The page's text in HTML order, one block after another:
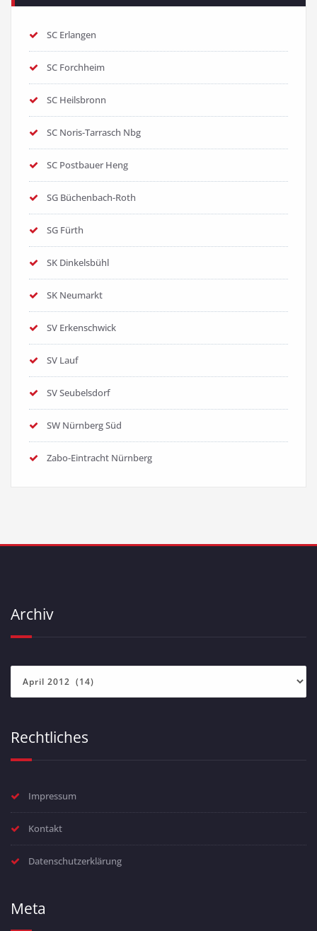
SC Erlangen
SC Forchheim
SC Heilsbronn
SC Noris-Tarrasch Nbg
SC Postbauer Heng
SG Büchenbach-Roth
SG Fürth
SK Dinkelsbühl
SK Neumarkt
SV Erkenschwick
SV Lauf
SV Seubelsdorf
SW Nürnberg Süd
Zabo-Eintracht Nürnberg
Archiv
Rechtliches
Impressum
Kontakt
Datenschutzerklärung
Meta